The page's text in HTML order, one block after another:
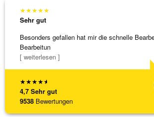
★★★★★
4,7 Sehr gut
9538 Bewertungen
★★★★★
Sehr gut
Besonders gefallen hat mir die schnelle
Bearbeitun
[ weiterlesen ]